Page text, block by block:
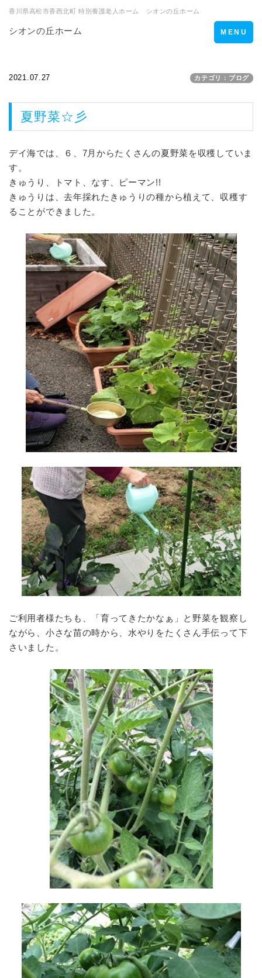
香川県高松市香西北町 特別養護老人ホーム シオンの丘ホーム
シオンの丘ホーム
Toggle
navigation
MENU
2021.07.27 カテゴリ：ブログ
夏野菜☆彡
デイ海では、６、7月からたくさんの夏野菜を収穫していま
す。
きゅうり、トマト、なす、ピーマン!!
きゅうりは、去年採れたきゅうりの種から植えて、収穫す
ることができました。
ご利用者様たちも、「育ってきたかなぁ」と野菜を観察し
ながら、小さな苗の時から、水やりをたくさん手伝って下
さいました。